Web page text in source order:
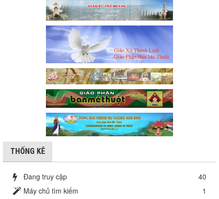
THỐNG KÊ
Đang truy cập
40
Máy chủ tìm kiếm
1